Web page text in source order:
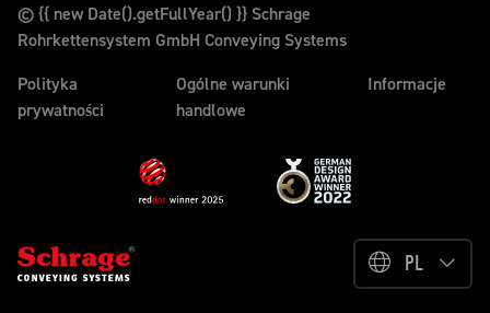
© {{ new Date().getFullYear() }} Schrage
Rohrkettensystem GmbH Conveying Systems
Polityka
prywatności
Ogólne warunki
handlowe
Informacje
PL